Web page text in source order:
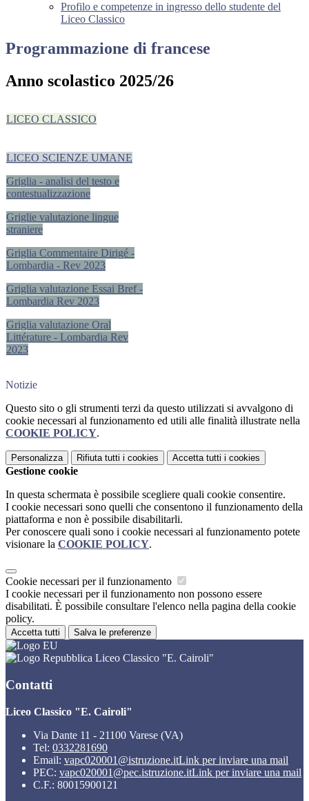
Profilo e competenze in ingresso dello studente del
Liceo Classico
Programmazione di francese
Anno scolastico 2025/26
LICEO CLASSICO
LICEO SCIENZE UMANE
Griglia - analisi del testo e
contestualizzazione
Griglie valutazione lingue
straniere
Griglia Commentaire Dirigé -
Lombardia - Rev 2023
Griglia valutazione Essai Bref -
Lombardia Rev 2023
Griglia valutazione Oral
Littérature - Lombardia Rev
2023
Notizie
Questo sito o gli strumenti terzi da questo utilizzati si avvalgono di
cookie necessari al funzionamento ed utili alle finalità illustrate nella
COOKIE POLICY.
Personalizza Rifiuta tutti i cookies Accetta tutti i cookies
Gestione cookie
In questa schermata è possibile scegliere quali cookie consentire.
I cookie necessari sono quelli che consentono il funzionamento della
piattaforma e non è possibile disabilitarli.
Per conoscere quali sono i cookie necessari al funzionamento potete
visionare la COOKIE POLICY.
Cookie necessari per il funzionamento
I cookie necessari per il funzionamento non possono essere
disabilitati. È possibile consultare l'elenco nella pagina della cookie
policy.
Accetta tutti Salva le preferenze
Liceo Classico "E. Cairoli"
Contatti
Liceo Classico "E. Cairoli"
Via Dante 11 - 21100 Varese (VA)
Tel: 0332281690
Email: vapc020001@istruzione.itLink per inviare una mail
PEC: vapc020001@pec.istruzione.itLink per inviare una mail
C.F.: 80015900121